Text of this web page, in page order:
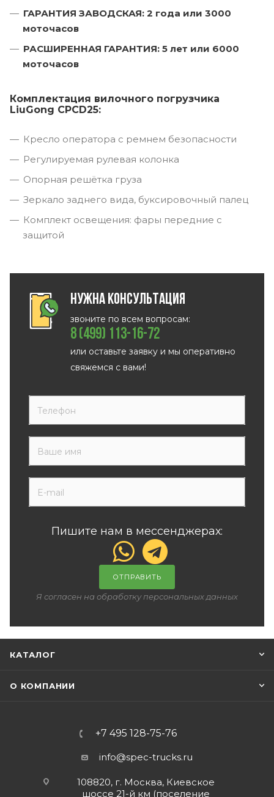
ГАРАНТИЯ ЗАВОДСКАЯ: 2 года или 3000
моточасов
РАСШИРЕННАЯ ГАРАНТИЯ: 5 лет или 6000
моточасов
Комплектация вилочного погрузчика
LiuGong CPCD25:
Кресло оператора с ремнем безопасности
Регулируемая рулевая колонка
Опорная решётка груза
Зеркало заднего вида, буксировочный палец
Комплект освещения: фары передние с
защитой
Нужна консультация
звоните по всем вопросам:
8 (499) 113-16-72
или оставьте заявку и мы оперативно
свяжемся с вами!
Пишите нам в мессенджерах:
ОТПРАВИТЬ
Я согласен на обработку персональных данных
КАТАЛОГ
О КОМПАНИИ
+7 495 128-75-76
info@spec-trucks.ru
108820, г. Москва, Киевское
шоссе 21-й км (поселение